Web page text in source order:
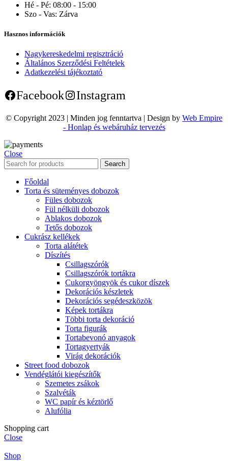
Hé - Pé: 08:00 - 15:00
Szo - Vas: Zárva
Hasznos információk
Nagykereskedelmi regisztráció
Általános Szerződési Feltételek
Adatkezelési tájékoztató
Facebook Instagram
© Copyright 2023 | Minden jog fenntartva | Design by Web Empire
- Honlap és webáruház tervezés
Close
Search
Főoldal
Torta és süteményes dobozok
Füles dobozok
Fül nélküli dobozok
Ablakos dobozok
Tetős dobozok
Cukrász kellékek
Torta alátétek
Díszítés
Csillagszórók
Csillagszórók tortákra
Cukorgyöngyök és cukor díszek
Dekorációs készletek
Dekorációs segédeszközök
Képek tortákra
Többi torta dekoráció
Torta figurák
Tortabevonó anyagok
Tortagyertyák
Virág dekorációk
Street food dobozok
Vendéglátói kiegészítők
Szemetes zsákok
Szalvéták
WC papír és kéztörlő
Alufólia
Shopping cart
Close
Shop